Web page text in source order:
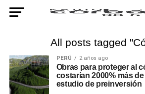
All posts tagged
PERÚ 2 años ago
Obras para proteger al
costarían 2000% más
estudio de preinversión